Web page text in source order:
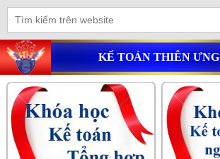
KẾ TOÁN THIÊN ƯNG